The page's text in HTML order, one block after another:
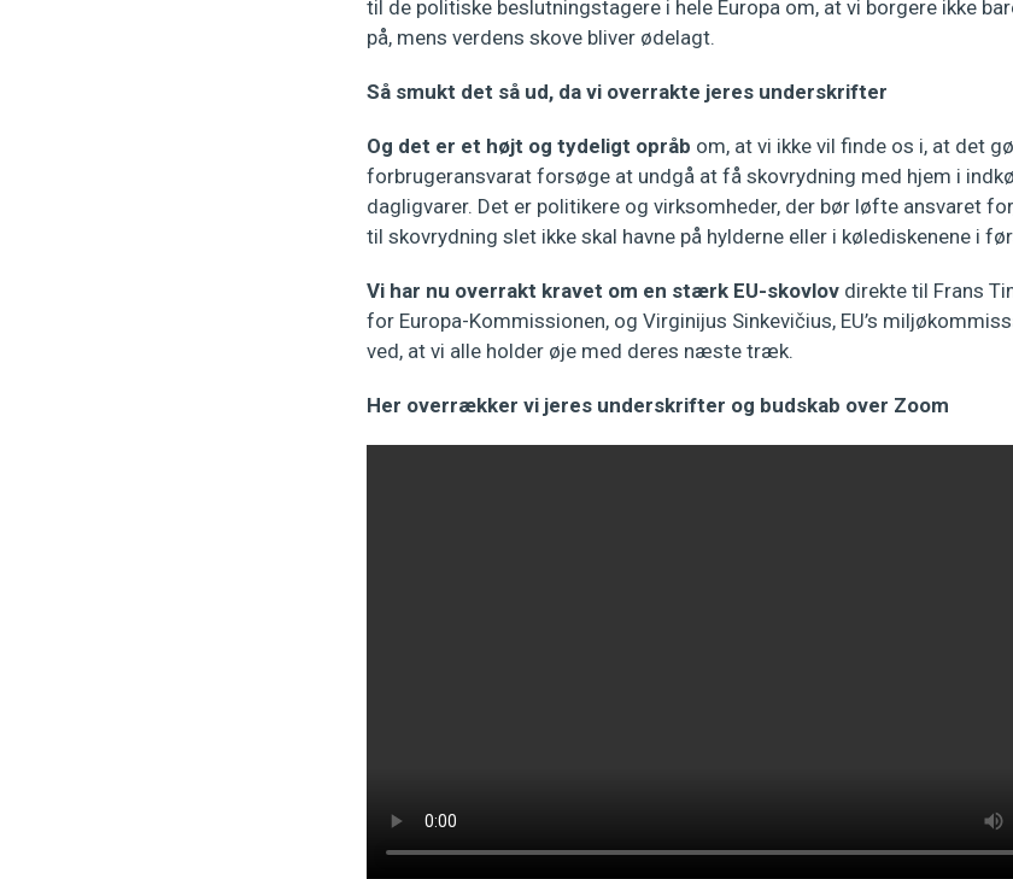
til de politiske beslutningstagere i hele Europa om, at vi borgere ikke
på, mens verdens skove bliver ødelagt.
Så smukt det så ud, da vi overrakte jeres underskrifter
Og det er et højt og tydeligt opråb om, at vi ikke vil finde os i, at det
forbrugeransvarat forsøge at undgå at få skovrydning med hjem i
dagligvarer. Det er politikere og virksomheder, der bør løfte ansvaret
til skovrydning slet ikke skal havne på hylderne eller i kølediskenene i
Vi har nu overrakt kravet om en stærk EU-skovlov direkte til Frans
for Europa-Kommissionen, og Virginijus Sinkevičius, EU’s
ved, at vi alle holder øje med deres næste træk.
Her overrækker vi jeres underskrifter og budskab over Zoom